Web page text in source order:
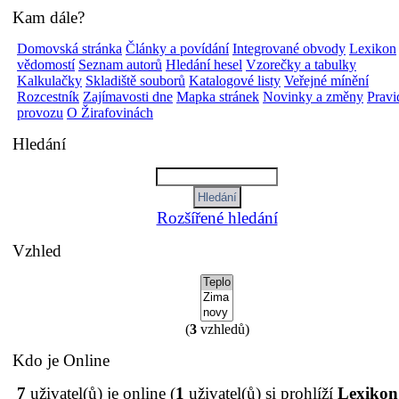
Kam dále?
Domovská stránka Články a povídání Integrované obvody Lexikon
vědomostí Seznam autorů Hledání hesel Vzorečky a tabulky
Kalkulačky Skladiště souborů Katalogové listy Veřejné mínění
Rozcestník Zajímavosti dne Mapka stránek Novinky a změny
provozu O Žirafovinách
Hledání
Rozšířené hledání
Vzhled
(3vzhledů)
Kdo je Online
7 uživatel(ů) je online (1 uživatel(ů) si prohlíží Lexikon